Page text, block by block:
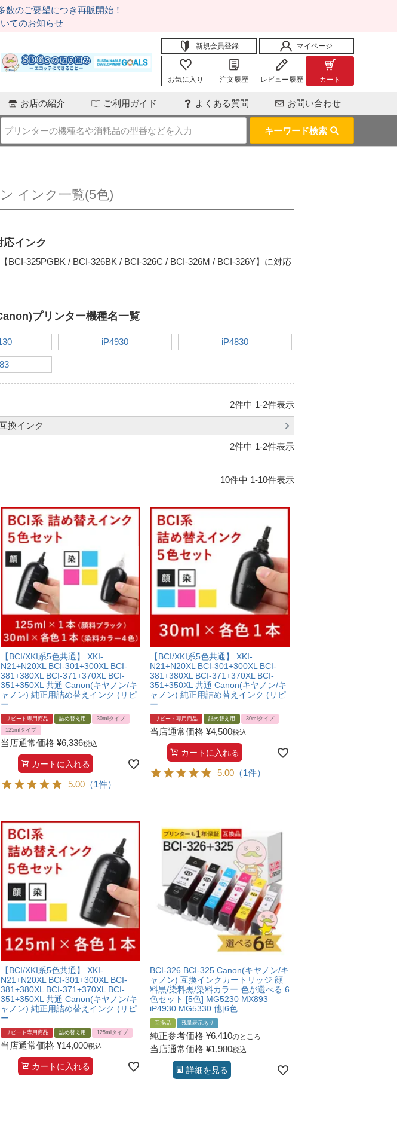
のご要望につき再販開始！
てのお知らせ
新規会員登録 マイページ
お気に入り 注文履歴 レビュー履歴 カート
お店の紹介 ご利用ガイド よくある質問 お問い合わせ
キーワード検索
インク一覧(5色)
インク
BCI-325PGBK / BCI-326BK / BCI-326C / BCI-326M / BCI-326Y】に対応
プリンター機種名一覧
iP4930 iP4830
2件中 1-2件表示
換インク
2件中 1-2件表示
10件中 1-10件表示
【BCI/XKI系5色共通】 XKI-
N21+N20XL BCI-301+300XL BCI-
381+380XL BCI-371+370XL BCI-
351+350XL 共通 Canon(キヤノン/キ
ャノン) 純正用詰め替えインク (リピ
ー
リピート専用商品 詰め替え用
30mlタイプ
125mlタイプ
当店通常価格 ¥6,336税込
カートに入れる
5.00 （1件）
【BCI/XKI系5色共通】 XKI-
N21+N20XL BCI-301+300XL BCI-
381+380XL BCI-371+370XL BCI-
351+350XL 共通 Canon(キヤノン/キ
ャノン) 純正用詰め替えインク (リピ
ー
リピート専用商品 詰め替え用 30mlタイプ
当店通常価格 ¥4,500税込
カートに入れる
5.00 （1件）
【BCI/XKI系5色共通】 XKI-
N21+N20XL BCI-301+300XL BCI-
381+380XL BCI-371+370XL BCI-
351+350XL 共通 Canon(キヤノン/キ
ャノン) 純正用詰め替えインク (リピ
ー
リピート専用商品 詰め替え用 125mlタイプ
当店通常価格 ¥14,000税込
カートに入れる
BCI-326 BCI-325 Canon(キヤノン/キ
ャノン) 互換インクカートリッジ 顔
料黒/染料黒/染料カラー 色が選べる 6
色セット [5色] MG5230 MX893
iP4930 MG5330 他[6色
互換品 残量表示あり
純正参考価格 ¥6,410のところ
当店通常価格 ¥1,980税込
詳細を見る